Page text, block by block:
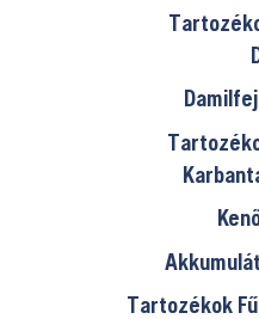
Tartozékok